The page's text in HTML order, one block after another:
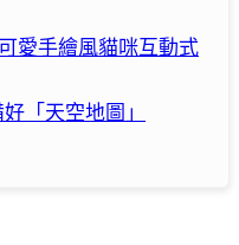
愛手繪風貓咪互動式
「天空地圖」